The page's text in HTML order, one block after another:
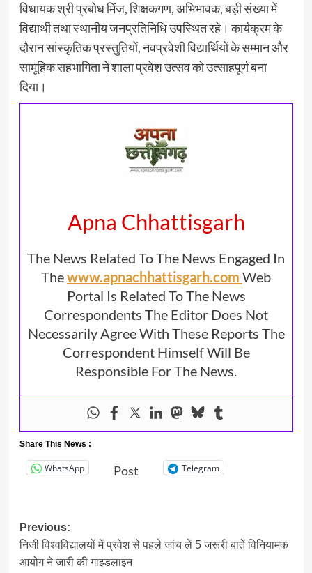
विधायक श्री प्रबोध मिंज, शिक्षकगण, अभिभावक, बड़ी संख्या में
विद्यार्थी तथा स्थानीय जनप्रतिनिधि उपस्थित रहे। कार्यक्रम के
दौरान सांस्कृतिक प्रस्तुतियों, नवप्रवेशी विद्यार्थियों के सम्मान और
सामूहिक सहभागिता ने शाला प्रवेश उत्सव को उत्साहपूर्ण बना
दिया।
Apna Chhattisgarh
The News Related To The News Engaged In
Thewww.apnachhattisgarh.com Web
Portal Is Related To The News
Correspondents The Editor Does Not
Necessarily Agree With These Reports The
Correspondent Himself Will Be
Responsible For The News.
Share This News :
WhatsApp Post Telegram
Post
navigation
Previous:
निजी विश्वविद्यालयों में प्रवेश से पहले जांच लें 5 जरूरी बातें विनियामक
आयोग ने जारी की गाइडलाइन